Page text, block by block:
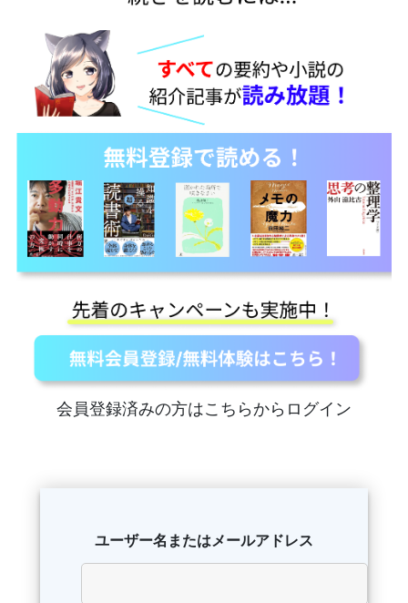
会員登録済みの方はこちらからログイン
ユーザー名またはメールアドレス